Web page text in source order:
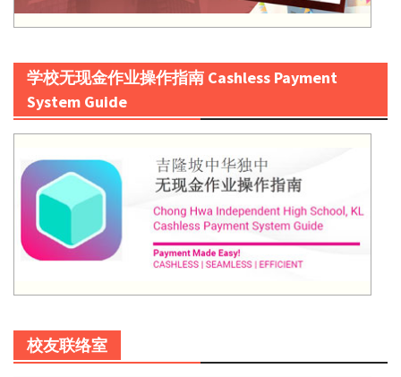
学校无现金作业操作指南 Cashless Payment
System Guide
校友联络室